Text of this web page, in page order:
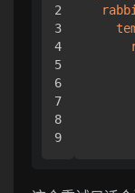
2
3
4
5
6
7
8